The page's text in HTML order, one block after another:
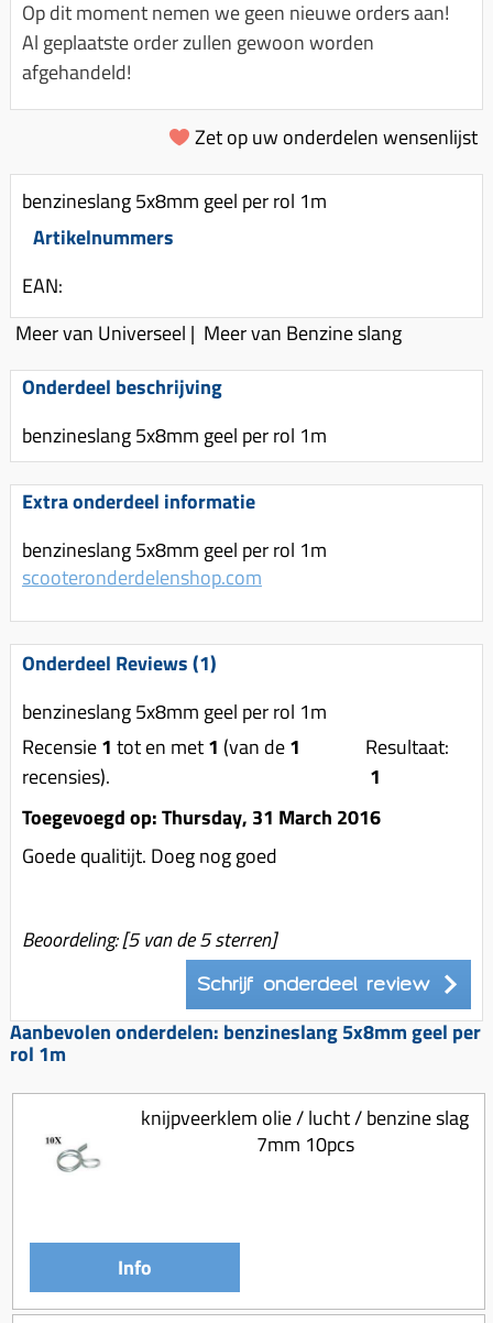
Spanningsregelaar
Toerenbegrenzer
Remlichtschakelaar
Led verlichting
Luchtfilter (delen)
Luchtfilter deksel
Motor blokken
Membraan (delen)
Pakking (sets)
Powerfilter
Schakel (delen)
Sproeiers
Uitlaten compleet
Uitlaat (delen)
Uitlaat bocht
Radiateur (delen)
Waterpomp (delen)
V-snaren
Pulley
Variateur (delen)
Variokit
Voor tandwielen
Tomos opvoeren (kits)
Koppeling compleet
Koppeling trekveer
Koeling (delen)
Overbrenging
Km teller kabel
Kickstart deksel
Kickstartpedaal
Schokbrekers
Spiegels
Stuurschakelaar
Stuur (delen)
Rem (delen)
Remgrepen en remhendels
Remsegmenten
Remklauw (delen)
Remschijven
Voorvork
Wiel (delen)
Zadel
Standaard
Kickstart (delen)
Kinderzitje (scooter)
Olie-onderhoudsmiddelen
Scooterhoezen
Scooter Kleding
Stickers
Regenkleding
Rugsteun
Voordragers
Windschermen
Accessoires overig
Gereedschap
Speednut
Op dit moment nemen we geen nieuwe orders aan!
Al geplaatste order zullen gewoon worden
afgehandeld!
Zet op uw onderdelen wensenlijst
benzineslang 5x8mm geel per rol 1m
Artikelnummers
EAN:
Meer van Universeel | Meer van Benzine slang
Onderdeel beschrijving
benzineslang 5x8mm geel per rol 1m
Extra onderdeel informatie
benzineslang 5x8mm geel per rol 1m
scooteronderdelenshop.com
Onderdeel Reviews (1)
benzineslang 5x8mm geel per rol 1m
Recensie1 tot en met1 (van de1
recensies).
Resultaat:
1
Toegevoegd op: Thursday, 31 March 2016
Goede qualitijt. Doeg nog goed
Beoordeling:[5van de 5 sterren]
Schrijf onderdeel review
Aanbevolen onderdelen: benzineslang 5x8mm geel per
rol 1m
knijpveerklem olie / lucht / benzine slag
7mm 10pcs
Info